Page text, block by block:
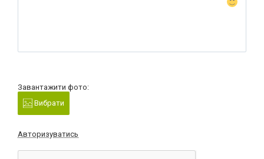
Завантажити фото:
Вибрати
Авторизуватись